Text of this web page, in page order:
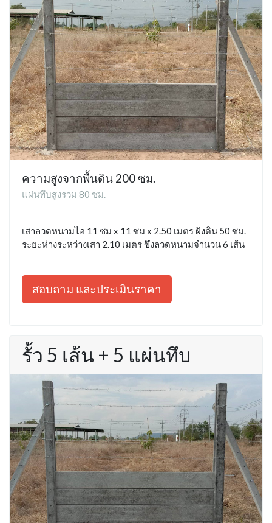
ความสูงจากพื้นดิน 200 ซม.
แผ่นทึบสูงรวม 80 ซม.
เสาลวดหนามไอ 11 ซม x 11 ซม x 2.50 เมตร ฝังดิน 50 ซม.
ระยะห่างระหว่างเสา 2.10 เมตร ขึงลวดหนามจำนวน 6 เส้น
สอบถาม และประเมินราคา
รั้ว 5 เส้น + 5 แผ่นทึบ